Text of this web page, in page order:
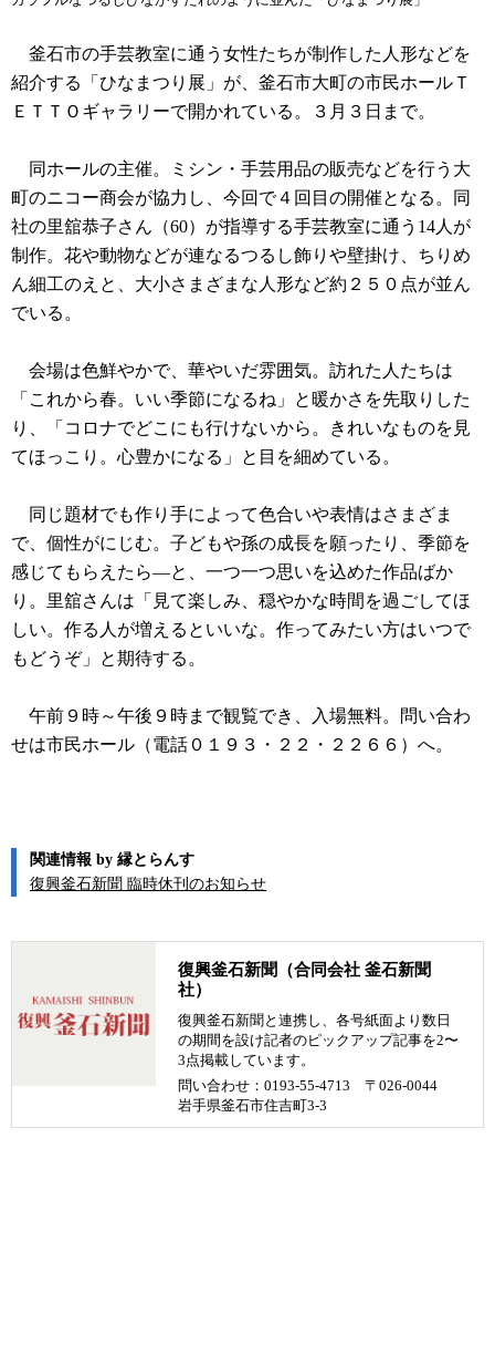
釜石市の手芸教室に通う女性たちが制作した人形などを
紹介する「ひなまつり展」が、釜石市大町の市民ホールＴ
ＥＴＴＯギャラリーで開かれている。３月３日まで。
同ホールの主催。ミシン・手芸用品の販売などを行う大
町のニコー商会が協力し、今回で４回目の開催となる。同
社の里舘恭子さん（60）が指導する手芸教室に通う14人が
制作。花や動物などが連なるつるし飾りや壁掛け、ちりめ
ん細工のえと、大小さまざまな人形など約２５０点が並ん
でいる。
会場は色鮮やかで、華やいだ雰囲気。訪れた人たちは
「これから春。いい季節になるね」と暖かさを先取りした
り、「コロナでどこにも行けないから。きれいなものを見
てほっこり。心豊かになる」と目を細めている。
同じ題材でも作り手によって色合いや表情はさまざま
で、個性がにじむ。子どもや孫の成長を願ったり、季節を
感じてもらえたら―と、一つ一つ思いを込めた作品ばか
り。里舘さんは「見て楽しみ、穏やかな時間を過ごしてほ
しい。作る人が増えるといいな。作ってみたい方はいつで
もどうぞ」と期待する。
午前９時～午後９時まで観覧でき、入場無料。問い合わ
せは市民ホール（電話０１９３・２２・２２６６）へ。
関連情報 by 縁とらんす
復興釜石新聞 臨時休刊のお知らせ
復興釜石新聞（合同会社 釜石新聞
社）
復興釜石新聞と連携し、各号紙面より数日
の期間を設け記者のピックアップ記事を2〜
3点掲載しています。
問い合わせ：0193-55-4713 〒026-0044
岩手県釜石市住吉町3-3